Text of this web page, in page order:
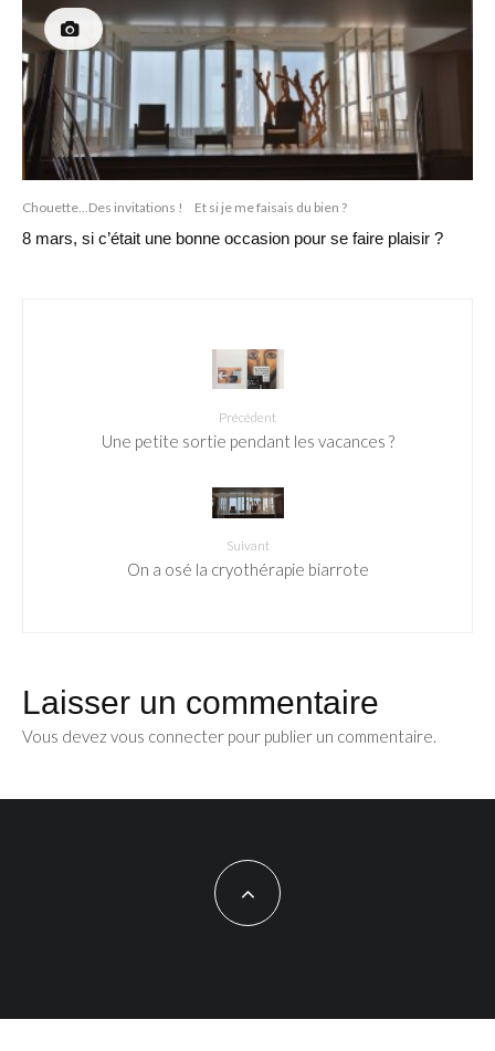
Chouette...Des invitations ! Et si je me faisais du bien ?
8 mars, si c’était une bonne occasion pour se faire plaisir ?
Précédent
Une petite sortie pendant les vacances ?
Suivant
On a osé la cryothérapie biarrote
Laisser un commentaire
Vous devez vous connecter pour publier un commentaire.